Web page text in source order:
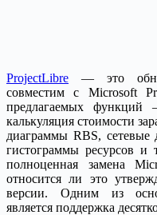
ProjectLibre — это
совместим с Microsoft
предлагаемых функций
калькуляция стоимости
диаграммы RBS,
гистограммы ресурсов
полноценная замена
относится ли это
версии. Одним из
является поддержка